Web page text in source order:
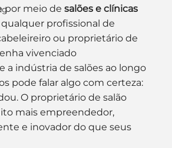
por meio de salões e clínicas
qualquer profissional de
ou proprietário de
vivenciado
a indústria de salões ao longo
pode falar algo com certeza:
O proprietário de salão
mais empreendedor,
e inovador do que seus